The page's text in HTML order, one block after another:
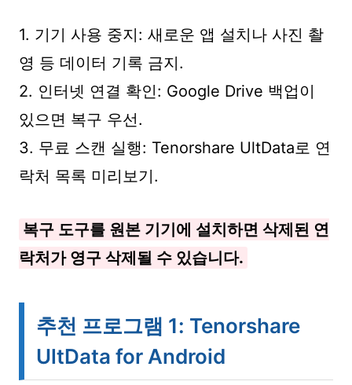
1. 기기 사용 중지: 새로운 앱 설치나 사진 촬
영 등 데이터 기록 금지.
2. 인터넷 연결 확인: Google Drive 백업이
있으면 복구 우선.
3. 무료 스캔 실행: Tenorshare UltData로 연
락처 목록 미리보기.
복구 도구를 원본 기기에 설치하면 삭제된 연
락처가 영구 삭제될 수 있습니다.
추천 프로그램 1: Tenorshare
UltData for Android